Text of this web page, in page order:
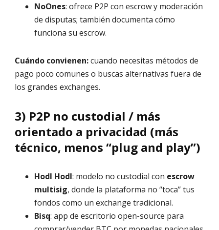
NoOnes: ofrece P2P con escrow y moderación
de disputas; también documenta cómo
funciona su escrow.
Cuándo convienen:cuando necesitas métodos de
pago poco comunes o buscas alternativas fuera de
los grandes exchanges.
3) P2P no custodial / más
orientado a privacidad (más
técnico, menos “plug and play”)
Hodl Hodl: modelo no custodial con escrow
multisig, donde la plataforma no “toca” tus
fondos como un exchange tradicional.
Bisq: app de escritorio open-source para